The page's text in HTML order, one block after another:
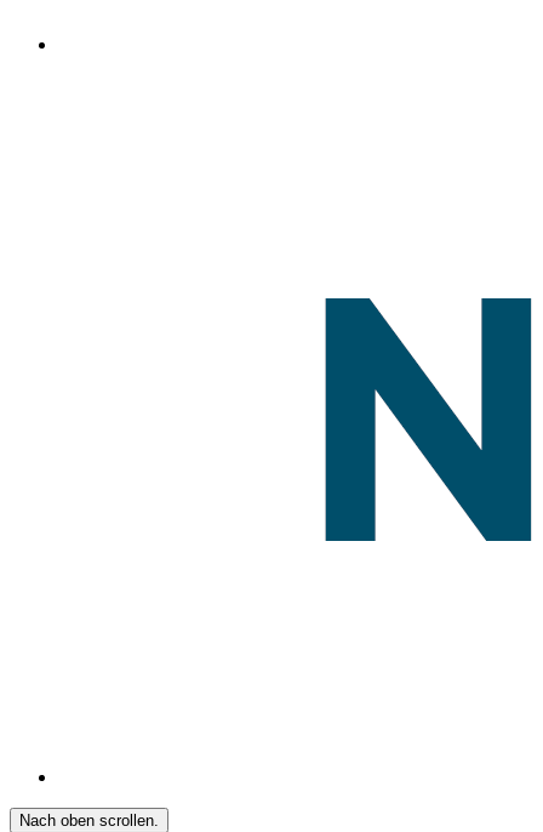
Nach oben scrollen.